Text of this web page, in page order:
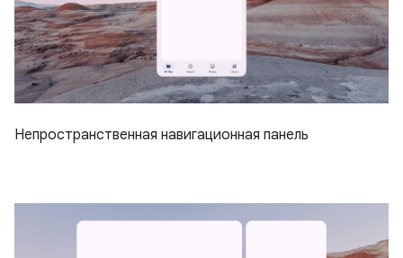
Непространственная навигационная панель